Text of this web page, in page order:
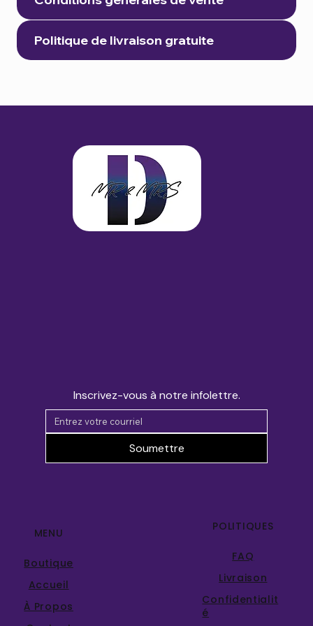
Politique de livraison gratuite
Inscrivez-vous à notre infolettre.
Soumettre
MENU
Boutique
Accueil
À Propos
POLITIQUES
FAQ
Livraison
Confidentialit
é